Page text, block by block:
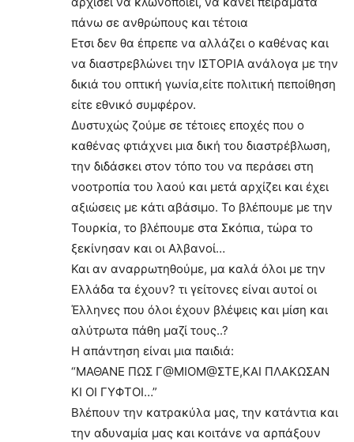
πάνω σε ανθρώπους και τέτοια
Ετσι δεν θα έπρεπε να αλλάζει ο καθένας και
να διαστρεβλώνει την ΙΣΤΟΡΙΑ ανάλογα με την
δικιά του οπτική γωνία,είτε πολιτική πεποίθηση
είτε εθνικό συμφέρον.
Δυστυχώς ζούμε σε τέτοιες εποχές που ο
καθένας φτιάχνει μια δική του διαστρέβλωση,
την διδάσκει στον τόπο του να περάσει στη
νοοτροπία του λαού και μετά αρχίζει και έχει
αξιώσεις με κάτι αβάσιμο. Το βλέπουμε με την
Τουρκία, το βλέπουμε στα Σκόπια, τώρα το
ξεκίνησαν και οι Αλβανοί…
Και αν αναρρωτηθούμε, μα καλά όλοι με την
Ελλάδα τα έχουν? τι γείτονες είναι αυτοί οι
Έλληνες που όλοι έχουν βλέψεις και μίση και
αλύτρωτα πάθη μαζί τους..?
Η απάντηση είναι μια παιδιά:
“ΜΑΘΑΝΕ ΠΩΣ Γ@ΜΙΟΜ@ΣΤΕ,ΚΑΙ ΠΛΑΚΩΣΑΝ
ΚΙ ΟΙ ΓΥΦΤΟΙ…”
Βλέπουν την κατρακύλα μας, την κατάντια και
την αδυναμία μας και κοιτάνε να αρπάξουν